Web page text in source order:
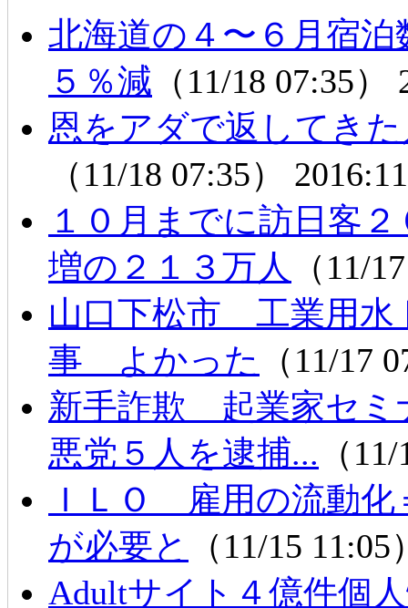
北海道の４〜６月宿
５％減 （11/18 07:35）
恩をアダで返してき
（11/18 07:35）
１０月までに訪日客
増の２１３万人
（11/
山口下松市 工業用
事 よかった
（11/17
新手詐欺 起業家セ
悪党５人を逮捕... （
ＩＬＯ 雇用の流動化
が必要と
（11/15
Adultサイト４億件